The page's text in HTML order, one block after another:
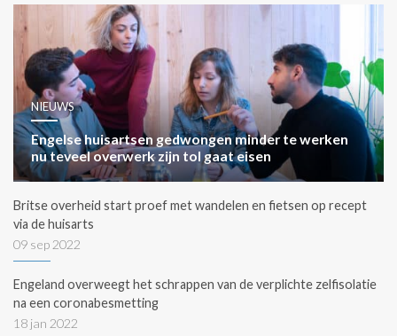
NIEUWS
Engelse huisartsen gedwongen minder te werken
nu teveel overwerk zijn tol gaat eisen
Britse overheid start proef met wandelen en fietsen op recept
via de huisarts
09 sep 2022
Engeland overweegt het schrappen van de verplichte zelfisolatie
na een coronabesmetting
18 jan 2022